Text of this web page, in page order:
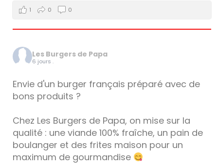
1 0 0
Les Burgers de Papa
6 jours .
Envie d'un burger français préparé avec de
bons produits ?
Chez Les Burgers de Papa, on mise sur la
qualité : une viande 100% fraîche, un pain de
boulanger et des frites maison pour un
maximum de gourmandise